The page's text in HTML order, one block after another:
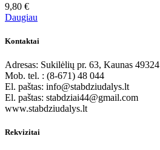
9,80 €
Daugiau
Kontaktai
Adresas: Sukilėlių pr. 63, Kaunas 49324
Mob. tel. : (8-671) 48 044
El. paštas: info@stabdziudalys.lt
El. paštas: stabdziai44@gmail.com
www.stabdziudalys.lt
Rekvizitai